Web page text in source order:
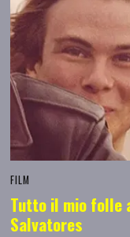
FILM
Tutto il mio folle
Salvatores